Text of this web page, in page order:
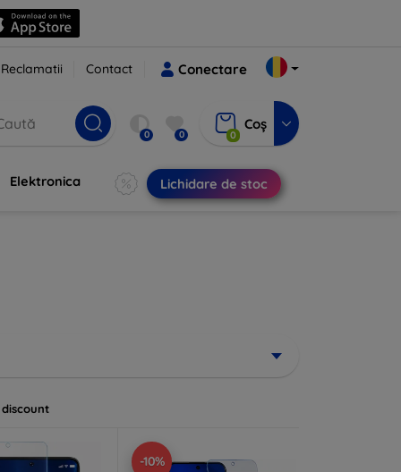
Reclamatii Contact Conectare
0 0 0
Coș
Elektronica Lichidare de stoc
discount
-10%